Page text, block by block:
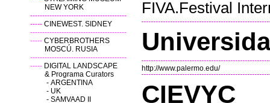
NEW YORK
----------------------------------------
----- CINEWEST. SIDNEY
----------------------------------------
----- CYBERBROTHERS
MOSCÚ. RUSIA
----------------------------------------
----- DIGITAL LANDSCAPE
& Programa Curators
- ARGENTINA
- UK
- SAMVAAD II
FIVA.Festival
http://www.palermo.edu/
CIEVYC